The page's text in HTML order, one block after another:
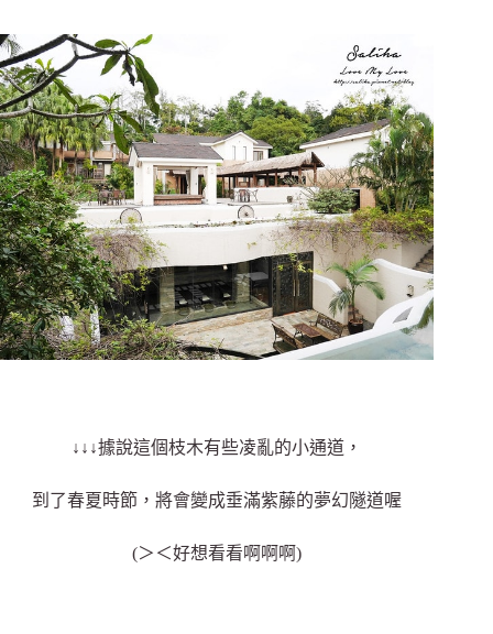
↓↓↓據說這個枝木有些凌亂的小通道，
到了春夏時節，將會變成垂滿紫藤的夢幻隧道喔
(＞＜好想看看啊啊啊)